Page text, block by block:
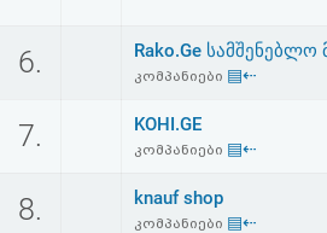
სალიცენზიო
შეთანხმება
6. Rako.Ge სამშენებლო
კომპანიები ▤⇠
7. KOHI.GE
კომპანიები ▤⇠
8. knauf shop
კომპანიები ▤⇠